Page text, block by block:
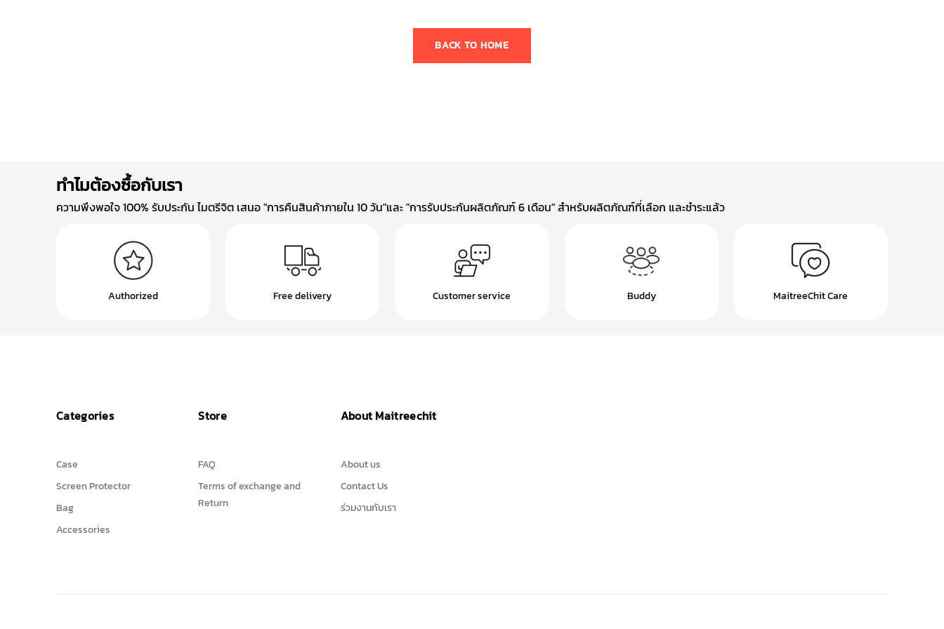
BACK TO HOME
ทำไมต้องซื้อกับเรา
ความพึงพอใจ 100% รับประกัน ไมตรีจิต เสนอ "การคืนสินค้าภายใน 10 วัน"และ "การรับประกันผลิตภัณฑ์ 6 เดือน" สำหรับผลิตภัณฑ์ที่เลือก และชำระแล้ว
Authorized Free delivery Customer service Buddy MaitreeChit Care
Categories
Case
Screen Protector
Bag
Accessories
Store
FAQ
Terms of exchange and
Return
About Maitreechit
About us
Contact Us
ร่วมงานกับเรา